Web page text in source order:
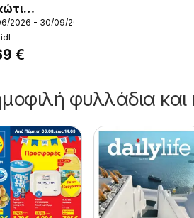
2026 - 30/09/2026
€
φυλλάδια και